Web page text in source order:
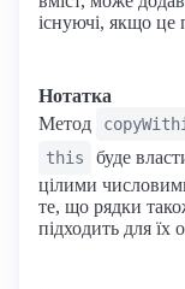
існуючі, якщо це
Нотатка
Метод
this буде
цілими
те, що рядки
підходить для їх